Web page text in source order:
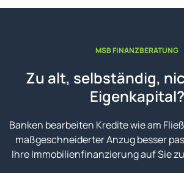
MSB FINANZBERATUNG
Zu alt, selbständig,
Eigenkapital?
Banken bearbeiten Kredite wie am
maßgeschneiderter Anzug besser
Ihre Immobilienfinanzierung auf Sie